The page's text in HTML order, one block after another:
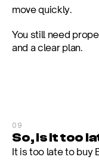
move quickly.
You still need
and a clear plan.
09
So, is it too
It is too late to buy